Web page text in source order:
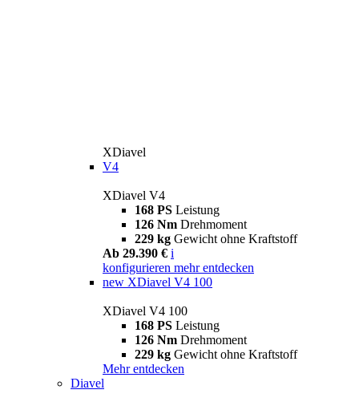
XDiavel
V4
XDiavel V4
168 PS Leistung
126 Nm Drehmoment
229 kg Gewicht ohne Kraftstoff
Ab 29.390 € i
konfigurieren mehr entdecken
new XDiavel V4 100
XDiavel V4 100
168 PS Leistung
126 Nm Drehmoment
229 kg Gewicht ohne Kraftstoff
Mehr entdecken
Diavel